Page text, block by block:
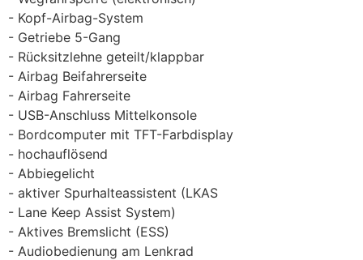
Kopf-Airbag-System
Getriebe 5-Gang
Rücksitzlehne geteilt/klappbar
Airbag Beifahrerseite
Airbag Fahrerseite
USB-Anschluss Mittelkonsole
Bordcomputer mit TFT-Farbdisplay
hochauflösend
Abbiegelicht
aktiver Spurhalteassistent (LKAS
Lane Keep Assist System)
Aktives Bremslicht (ESS)
Audiobedienung am Lenkrad